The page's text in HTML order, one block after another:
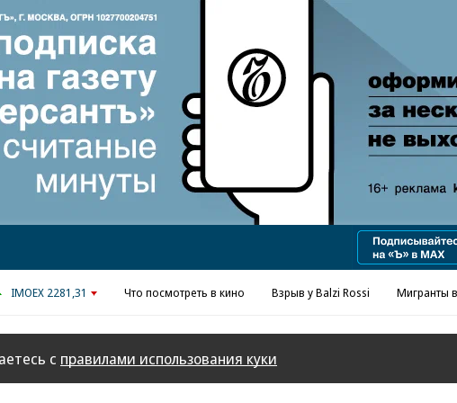
Реклама в «Ъ» www.kommersant.ru/ad
IMOEX 2281,31 Что посмотреть в кино Взрыв у Balzi Rossi Мигранты
с правилами использования куки